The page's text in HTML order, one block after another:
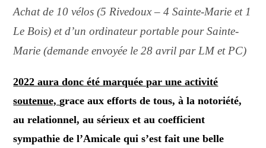
Achat de 10 vélos (5 Rivedoux – 4 Sainte-Marie et 1
Le Bois) et d’un ordinateur portable pour Sainte-
Marie (demande envoyée le 28 avril par LM et PC)
2022 aura donc été marquée par une activité
soutenue,grace aux efforts de tous, à la notoriété,
au relationnel, au sérieux et au coefficient
sympathie de l’Amicale qui s’est fait une belle